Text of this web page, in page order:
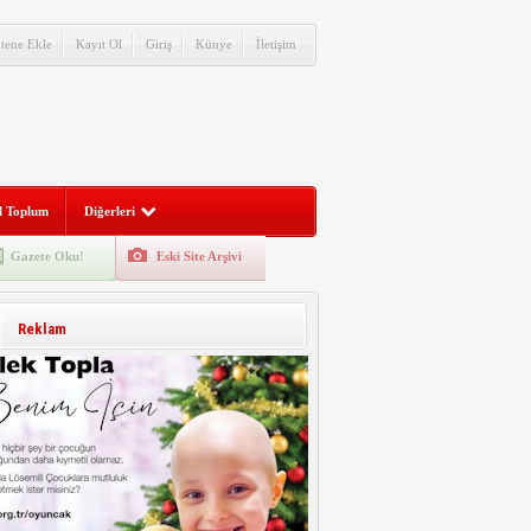
Ekle Kayıt Ol Giriş Künye İletişim
Toplum Diğerleri
Gazete Oku! Eski Site Arşivi
Reklam